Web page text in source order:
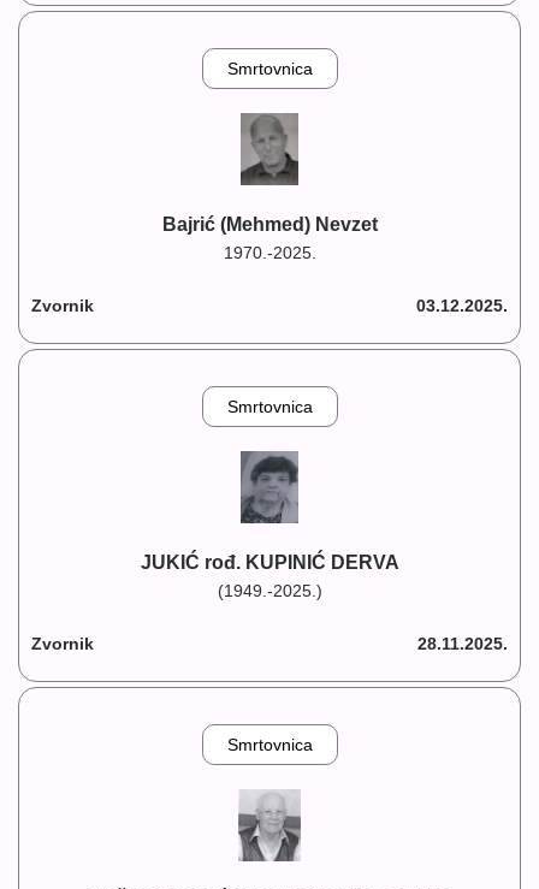
Smrtovnica
Bajrić (Mehmed) Nevzet
1970.-2025.
Zvornik 03.12.2025.
Smrtovnica
JUKIĆ rođ. KUPINIĆ DERVA
(1949.-2025.)
Zvornik 28.11.2025.
Smrtovnica